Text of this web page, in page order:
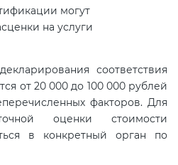
могут
на услуги
соответствия
от 20 000 до 100 000 рублей
факторов. Для
оценки стоимости
в конкретный орган по